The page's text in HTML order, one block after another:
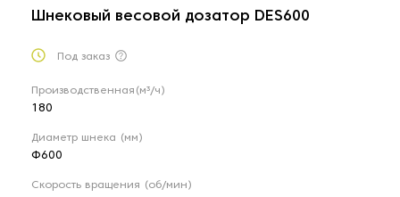
Шнековый весовой дозатор DES600
Под заказ
Производственная(м³/ч)
180
Диаметр шнека (мм)
Ф600
Скорость вращения (об/мин)